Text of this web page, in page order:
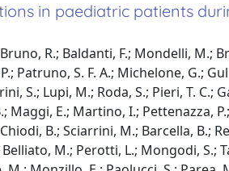
in paediatric patients
R.; Baldanti, F.; Mondelli, M.;
Patruno, S. F. A.; Michelone, G.;
S.; Lupi, M.; Roda, S.; Pieri, T. C.;
E.; Martino, I.; Pettenazza,
B.; Sciarrini, M.; Barcella, B.;
M.; Perotti, L.; Mongodi,